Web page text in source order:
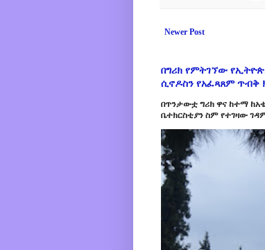
Newer Post
በግሪክ የምትገኘው
ሲኖዶስን የአፈጻጸም ጥብቅ
በጥንታውቷ ግሪክ ዋና ከተማ
ቤተክርስቲያን ስም የተገዛው ገዳም